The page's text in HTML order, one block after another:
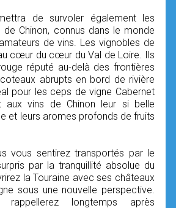
de survoler également les
de Chinon, connus dans le monde
de vins. Les vignobles de
cœur du cœur du Val de Loire. Ils
réputé au-delà des frontières
abrupts en bord de rivière
pour les ceps de vigne Cabernet
aux vins de Chinon leur si belle
et leurs aromes profonds de fruits
vous sentirez transportés par le
par la tranquillité absolue du
la Touraine avec ses châteaux
sous une nouvelle perspective.
longtemps après